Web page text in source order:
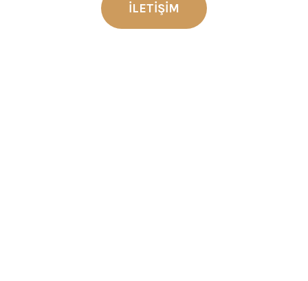
İLETİŞİM